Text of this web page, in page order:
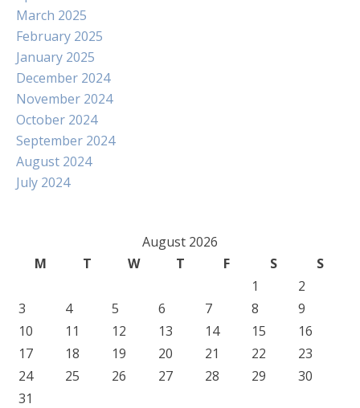
March 2025
February 2025
January 2025
December 2024
November 2024
October 2024
September 2024
August 2024
July 2024
August 2026
M
T W T F S
S
1
2
3
4 5 6 7 8
9
10
11 12 13 14 15
16
17
18 19 20 21 22
23
24
25 26 27 28 29
30
31